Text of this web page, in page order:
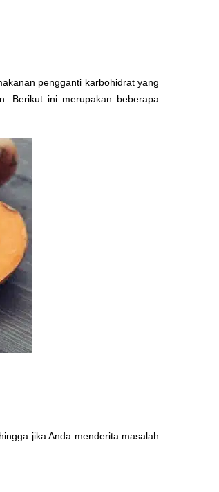
pengganti karbohidrat yang
Berikut ini merupakan beberapa
jika Anda menderita masalah